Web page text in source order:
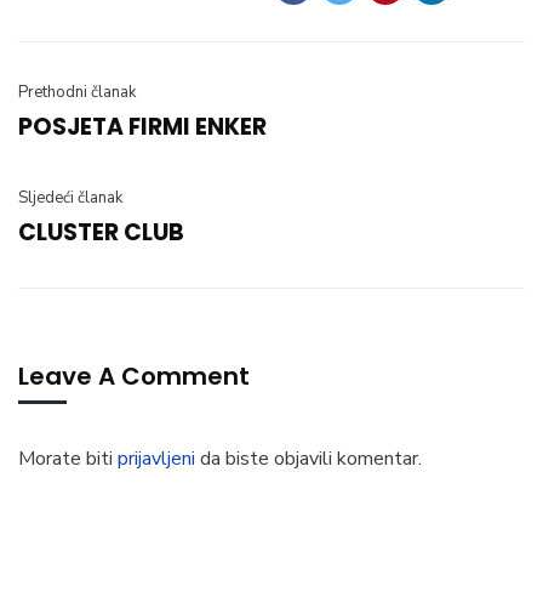
Prethodni članak
POSJETA FIRMI ENKER
Sljedeći članak
CLUSTER CLUB
Leave A Comment
Morate biti prijavljeni da biste objavili komentar.